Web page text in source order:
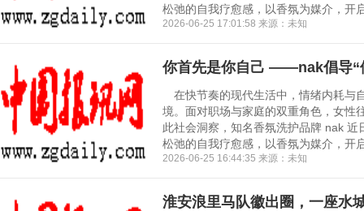
松弛的自我疗愈感，以香氛为媒介，开
2026-06-25 17:01:58 来源：未知
你首先是你自己 ——nak倡导“
在快节奏的现代生活中，情绪内耗与
境。面对职场与家庭的双重角色，女性
此社会洞察，知名香氛洗护品牌 nak
松弛的自我疗愈感，以香氛为媒介，开
2026-06-25 16:44:35 来源：未知
淮安浪里马队徽出圈，一座水